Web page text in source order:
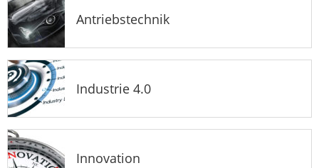
Antriebstechnik
Industrie 4.0
Innovation